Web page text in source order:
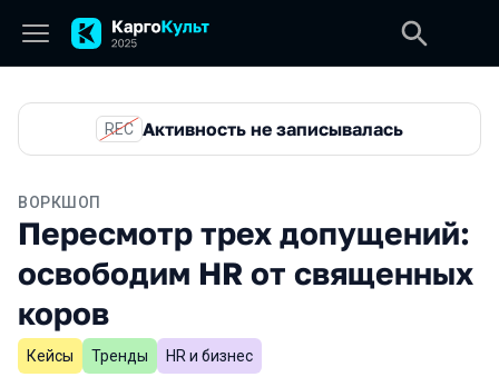
REC Активность не записывалась
ВОРКШОП
Пересмотр трех допущений:
освободим HR от священных
коров
Кейсы Тренды HR и бизнес